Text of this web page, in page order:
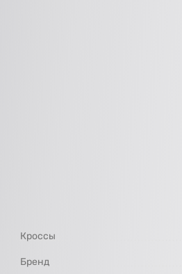
Кроссы
Бренд